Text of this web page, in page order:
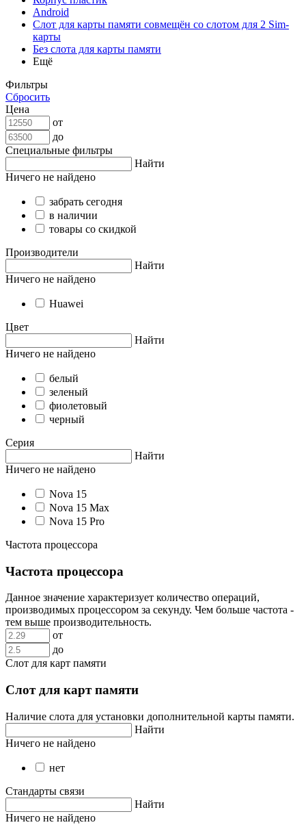
Android
Слот для карты памяти совмещён со слотом для 2 Sim-
карты
Без слота для карты памяти
Ещё
Фильтры
Сбросить
Цена
от
до
Специальные фильтры
Найти
Ничего не найдено
забрать сегодня
в наличии
товары со скидкой
Производители
Найти
Ничего не найдено
Huawei
Цвет
Найти
Ничего не найдено
белый
зеленый
фиолетовый
черный
Серия
Найти
Ничего не найдено
Nova 15
Nova 15 Max
Nova 15 Pro
Частота процессора
Частота процессора
Данное значение характеризует количество операций,
производимых процессором за секунду. Чем больше частота -
тем выше производительность.
от
до
Слот для карт памяти
Слот для карт памяти
Наличие слота для установки дополнительной карты памяти.
Найти
Ничего не найдено
нет
Стандарты связи
Найти
Ничего не найдено